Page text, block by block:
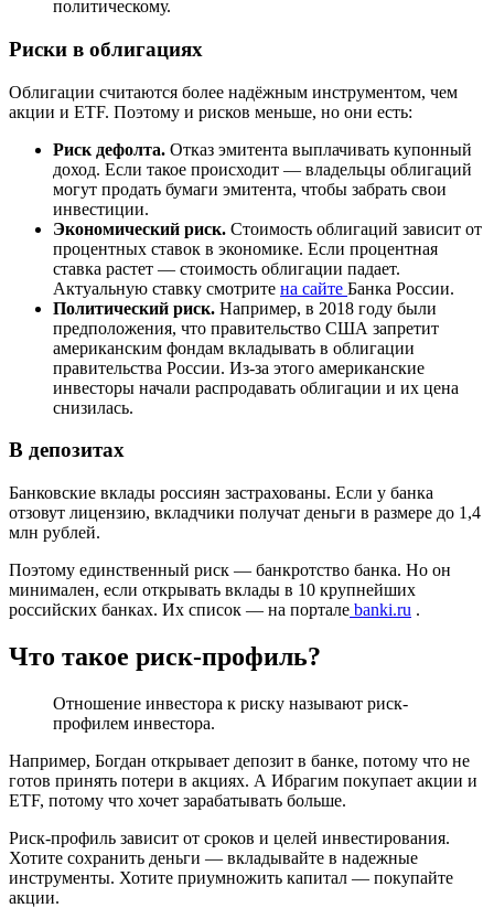
политическому.
Риски в облигациях
Облигации считаются более надёжным инструментом, чем
акции и ETF. Поэтому и рисков меньше, но они есть:
Риск дефолта. Отказ эмитента выплачивать купонный
доход. Если такое происходит — владельцы облигаций
могут продать бумаги эмитента, чтобы забрать свои
инвестиции.
Экономический риск. Стоимость облигаций зависит от
процентных ставок в экономике. Если процентная
ставка растет — стоимость облигации падает.
Актуальную ставку смотрите на сайте Банка России.
Политический риск. Например, в 2018 году были
предположения, что правительство США запретит
американским фондам вкладывать в облигации
правительства России. Из-за этого американские
инвесторы начали распродавать облигации и их цена
снизилась.
В депозитах
Банковские вклады россиян застрахованы. Если у банка
отзовут лицензию, вкладчики получат деньги в размере до 1,4
млн рублей.
Поэтому единственный риск — банкротство банка. Но он
минимален, если открывать вклады в 10 крупнейших
российских банках. Их список — на портале banki.ru .
Что такое риск-профиль?
Отношение инвестора к риску называют риск-
профилем инвестора.
Например, Богдан открывает депозит в банке, потому что не
готов принять потери в акциях. А Ибрагим покупает акции и
ETF, потому что хочет зарабатывать больше.
Риск-профиль зависит от сроков и целей инвестирования.
Хотите сохранить деньги — вкладывайте в надежные
инструменты. Хотите приумножить капитал — покупайте
акции.